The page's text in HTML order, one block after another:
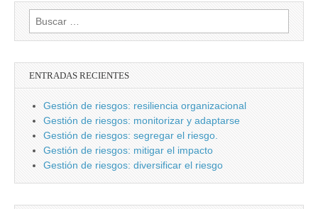
Buscar:
ENTRADAS RECIENTES
Gestión de riesgos: resiliencia organizacional
Gestión de riesgos: monitorizar y adaptarse
Gestión de riesgos: segregar el riesgo.
Gestión de riesgos: mitigar el impacto
Gestión de riesgos: diversificar el riesgo